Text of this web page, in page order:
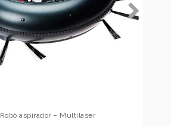
Robô aspirador – Multilaser